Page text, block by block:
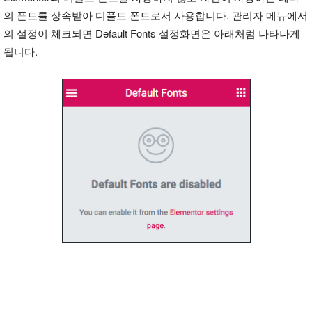
의 폰트를 상속받아 디폴트 폰트로서 사용합니다. 관리자 메뉴에서
의 설정이 체크되면 Default Fonts 설정화면은 아래처럼 나타나게
됩니다.